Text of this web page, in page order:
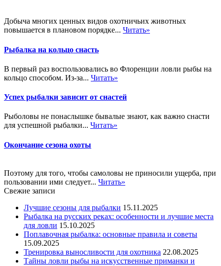
Добыча многих ценных видов охотничьих животных
повышается в плановом порядке... Читать»
Рыбалка на кольцо снасть
В первый раз воспользовались во Флоренции ловли рыбы на
кольцо способом. Из-за... Читать»
Успех рыбалки зависит от снастей
Рыболовы не понаслышке бывалые знают, как важно снасти
для успешной рыбалки... Читать»
Окончание сезона охоты
Поэтому для того, чтобы самоловы не приносили ущерба, при
пользовании ими следует... Читать»
Свежие записи
Лучшие сезоны для рыбалки 15.11.2025
Рыбалка на русских реках: особенности и лучшие места
для ловли 15.10.2025
Поплавочная рыбалка: основные правила и советы
15.09.2025
Тренировка выносливости для охотника 22.08.2025
Тайны ловли рыбы на искусственные приманки и